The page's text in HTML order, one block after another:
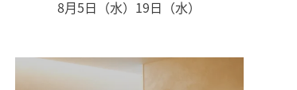
8月5日（水） 19日（水）